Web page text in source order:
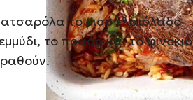
το μισό ελαιόλαδο
το πράσο και το φινόκιο